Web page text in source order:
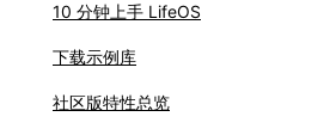
10 分钟上手 LifeOS
下载示例库
社区版特性总览